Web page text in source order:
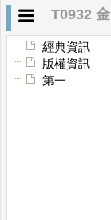
經典資訊
版權資訊
第一